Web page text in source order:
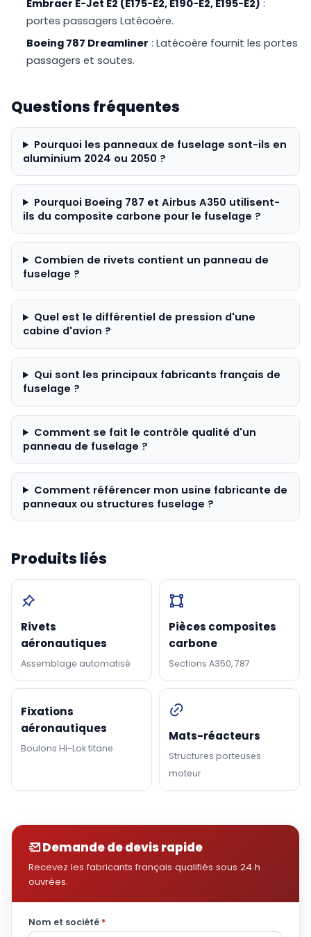
Embraer E-Jet E2 (E175-E2, E190-E2, E195-E2) :
portes passagers Latécoère.
Boeing 787 Dreamliner : Latécoère fournit les portes
passagers et soutes.
Questions fréquentes
Pourquoi les panneaux de fuselage sont-ils en
aluminium 2024 ou 2050 ?
Pourquoi Boeing 787 et Airbus A350 utilisent-
ils du composite carbone pour le fuselage ?
Combien de rivets contient un panneau de
fuselage ?
Quel est le différentiel de pression d'une
cabine d'avion ?
Qui sont les principaux fabricants français de
fuselage ?
Comment se fait le contrôle qualité d'un
panneau de fuselage ?
Comment référencer mon usine fabricante de
panneaux ou structures fuselage ?
Produits liés
Rivets
aéronautiques
Assemblage automatisé
Pièces composites
carbone
Sections A350, 787
Fixations
aéronautiques
Boulons Hi-Lok titane
Mats-réacteurs
Structures porteuses
moteur
Demande de devis rapide
Recevez les fabricants français qualifiés sous 24 h
ouvrées.
Nom et société *